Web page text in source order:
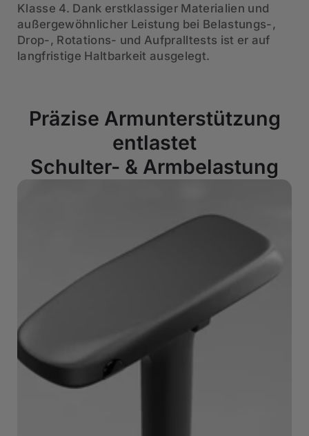
Klasse 4. Dank erstklassiger Materialien und
außergewöhnlicher Leistung bei Belastungs-,
Drop-, Rotations- und Aufpralltests ist er auf
langfristige Haltbarkeit ausgelegt.
Präzise Armunterstützung
entlastet
Schulter- & Armbelastung